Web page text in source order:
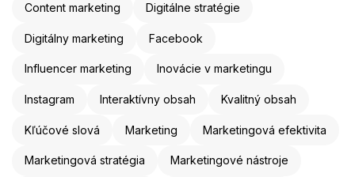
Content marketing Digitálne stratégie
Digitálny marketing Facebook
Influencer marketing Inovácie v marketingu
Instagram Interaktívny obsah Kvalitný obsah
Kľúčové slová Marketing Marketingová efektivita
Marketingová stratégia Marketingové nástroje